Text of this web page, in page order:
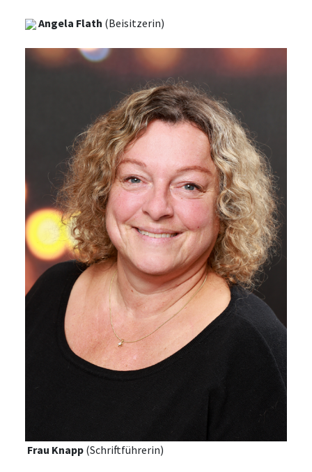
Angela Flath (Beisitzerin)
Frau Knapp(Schriftführerin)